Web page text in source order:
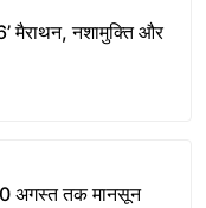
मैराथन, नशामुक्ति और
अगस्त तक मानसून